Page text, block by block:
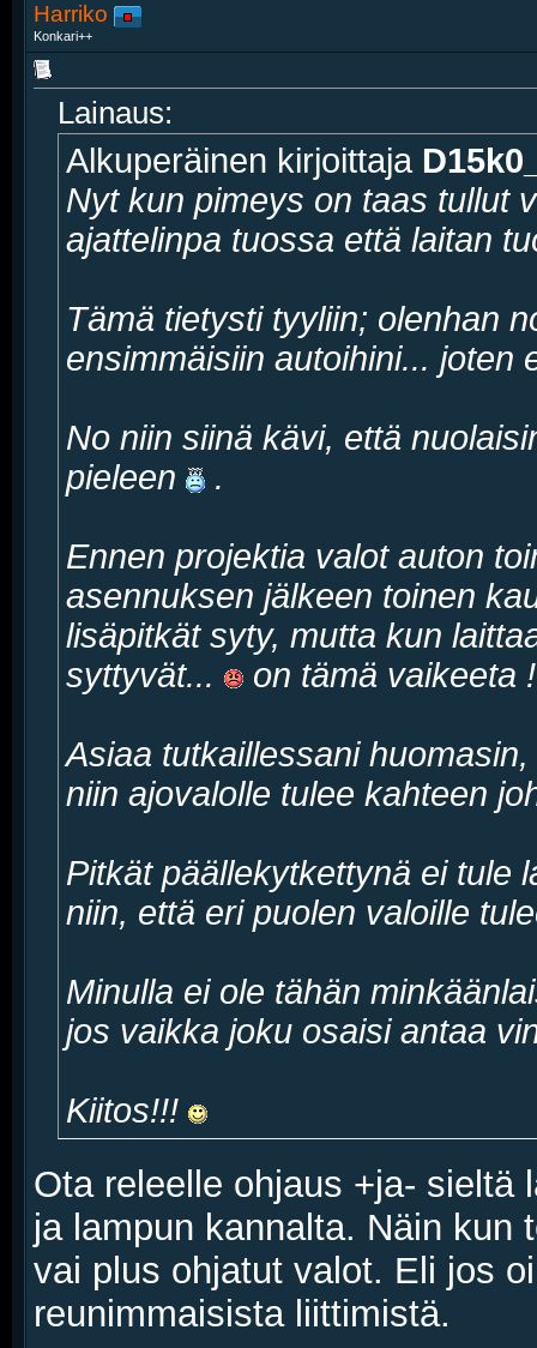
Harriko
Konkari++
Lainaus:
Alkuperäinen kirjoittaja
Nyt kun pimeys on taas tullut
ajattelinpa tuossa että laitan
Tämä tietysti tyyliin; olenhan
ensimmäisiin autoihini...
No niin siinä kävi, että
pieleen
.
Ennen projektia valot auton
asennuksen jälkeen toinen
lisäpitkät syty, mutta kun
syttyvät...
on tämä vaikeeta !
Asiaa tutkaillessani
niin ajovalolle tulee kahteen
Pitkät päällekytkettynä ei tule
niin, että eri puolen valoille
Minulla ei ole tähän
jos vaikka joku osaisi antaa
Kiitos!!!
Ota releelle ohjaus +ja- sieltä
ja lampun kannalta. Näin kun
vai plus ohjatut valot. Eli jos
reunimmaisista liittimistä.